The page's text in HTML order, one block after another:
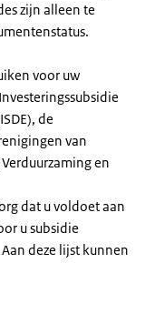
zijn alleen te
voor uw
de
van
en
dat u voldoet aan
u subsidie
deze lijst kunnen